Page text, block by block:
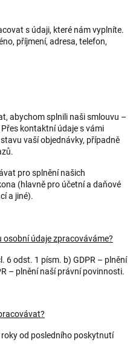
s údaji, které nám vyplníte.
příjmení, adresa, telefon,
abychom splnili naši smlouvu –
kontaktní údaje s vámi
vaší objednávky, případně
pro splnění našich
(hlavně pro účetní a daňové
a jiné).
údaje zpracováváme?
6 odst. 1 písm. b) GDPR – plnění
– plnění naší právní povinnosti.
od posledního poskytnutí